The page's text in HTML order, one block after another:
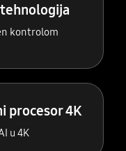
kontrolom
procesor 4K
u 4K